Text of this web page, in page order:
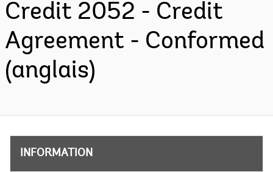
Credit 2052 - Credit
Agreement - Conformed
(anglais)
INFORMATION